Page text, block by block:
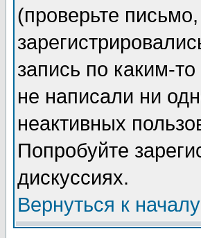
(проверьте
запись по каким-
не написали ни
неактивных
Попробуйте
дискуссиях.
Вернуться к началу